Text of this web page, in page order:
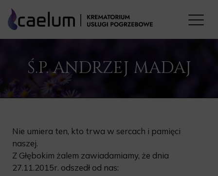
Ś.P. ANDRZEJ MADAJ
Nie umiera ten, kto trwa w sercach i pamięci
naszej.
Z Głębokim żalem zawiadamiamy, że dnia
27.11.2015r. odszedł od nas: